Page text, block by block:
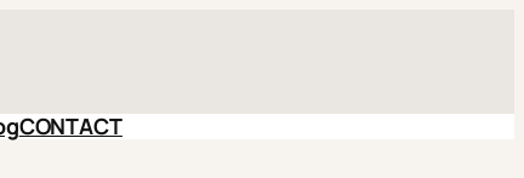
CONTACT